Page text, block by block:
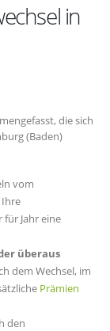
in
die sich
(Baden)
vom
Jahr eine
überaus
dem Wechsel, im
Prämien
den